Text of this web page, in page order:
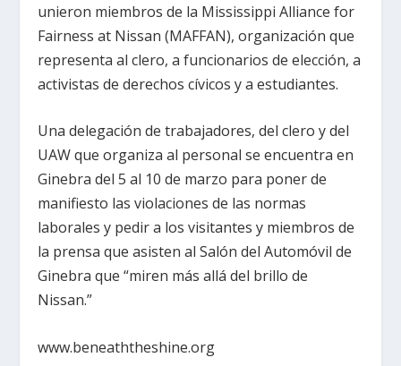
unieron miembros de la Mississippi Alliance for
Fairness at Nissan (MAFFAN), organización que
representa al clero, a funcionarios de elección, a
activistas de derechos cívicos y a estudiantes.
Una delegación de trabajadores, del clero y del
UAW que organiza al personal se encuentra en
Ginebra del 5 al 10 de marzo para poner de
manifiesto las violaciones de las normas
laborales y pedir a los visitantes y miembros de
la prensa que asisten al Salón del Automóvil de
Ginebra que “miren más allá del brillo de
Nissan.”
www.beneaththeshine.org